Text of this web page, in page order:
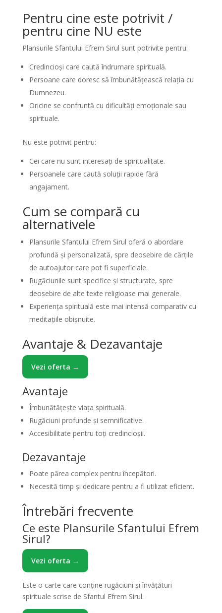
Pentru cine este potrivit /
pentru cine NU este
Plansurile Sfantului Efrem Sirul sunt potrivite pentru:
Credincioși care caută îndrumare spirituală.
Persoane care doresc să îmbunătățească relația cu
Dumnezeu.
Oricine se confruntă cu dificultăți emoționale sau
spirituale.
Nu este potrivit pentru:
Cei care nu sunt interesați de spiritualitate.
Persoanele care caută soluții rapide fără
angajament.
Cum se compară cu
alternativele
Plansurile Sfantului Efrem Sirul oferă o abordare
profundă și personalizată, spre deosebire de cărțile
de autoajutor care pot fi superficiale.
Rugăciunile sunt specifice și structurate, spre
deosebire de alte texte religioase mai generale.
Experiența spirituală este mai intensă comparativ cu
meditațiile obișnuite.
Avantaje & Dezavantaje
Vezi oferta →
Avantaje
Îmbunătățește viața spirituală.
Rugăciuni profunde și semnificative.
Accesibilitate pentru toți credincioșii.
Dezavantaje
Poate părea complex pentru începători.
Necesită timp și dedicare pentru a fi utilizat eficient.
Întrebări frecvente
Ce este Plansurile Sfantului Efrem
Sirul?
Vezi oferta →
Este o carte care conține rugăciuni și învățături
spirituale scrise de Sfantul Efrem Sirul.